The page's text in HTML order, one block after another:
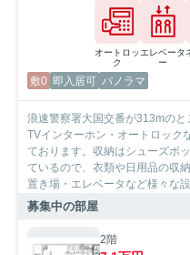
オートロッ
ク
エレベータ
ー
敷0 即入居可 パノラマ
浪速警察署大国交番が313mのと
TVインターホン・オートロック
ております。収納はシューズボ
ているので、衣類や日用品の収
置き場・エレベータなど様々な
す。化粧品や洗面道具といった
お部屋探しは、当社にお任せく
をご紹介させていただきます。
募集中の部屋
2階